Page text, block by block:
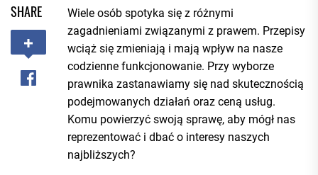
SHARE
Wiele osób spotyka się z różnymi
zagadnieniami związanymi z prawem. Przepisy
wciąż się zmieniają i mają wpływ na nasze
codzienne funkcjonowanie. Przy wyborze
prawnika zastanawiamy się nad skutecznością
podejmowanych działań oraz ceną usług.
Komu powierzyć swoją sprawę, aby mógł nas
reprezentować i dbać o interesy naszych
najbliższych?